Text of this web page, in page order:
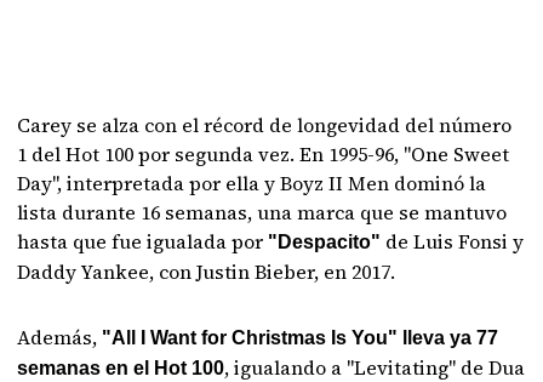
Carey se alza con el récord de longevidad del número
1 del Hot 100 por segunda vez. En 1995-96, "One Sweet
Day", interpretada por ella y Boyz II Men dominó la
lista durante 16 semanas, una marca que se mantuvo
hasta que fue igualada por "Despacito" de Luis Fonsi y
Daddy Yankee, con Justin Bieber, en 2017.
Además, "All I Want for Christmas Is You" lleva ya 77
semanas en el Hot 100, igualando a "Levitating" de Dua